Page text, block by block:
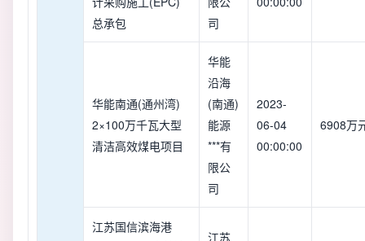
总承包
司
华能南通(通州湾)
2×100万千瓦大型
清洁高效煤电项目
华能
沿海
(南通)
能源
***有
限公
司
2023-
06-04
00:00:00
6908万
江苏国信滨海港
江苏